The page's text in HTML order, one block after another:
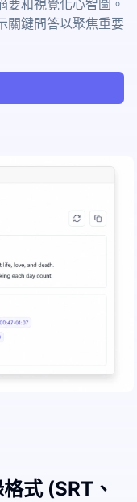
要和視覺化心智圖。
關鍵問答以聚焦重要
式 (SRT、